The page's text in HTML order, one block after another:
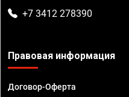
+7 3412 278390
Правовая информация
Договор-Оферта